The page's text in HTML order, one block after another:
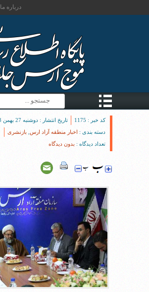
درباره ما
کد خبر : 1175
تاریخ انتشار : دوشنبه 27 بهمن 1393 - 12:57
دسته بندی : اخبار منطقه آزاد ارس
بازنشری
تعداد دیدگاه : بدون دیدگاه